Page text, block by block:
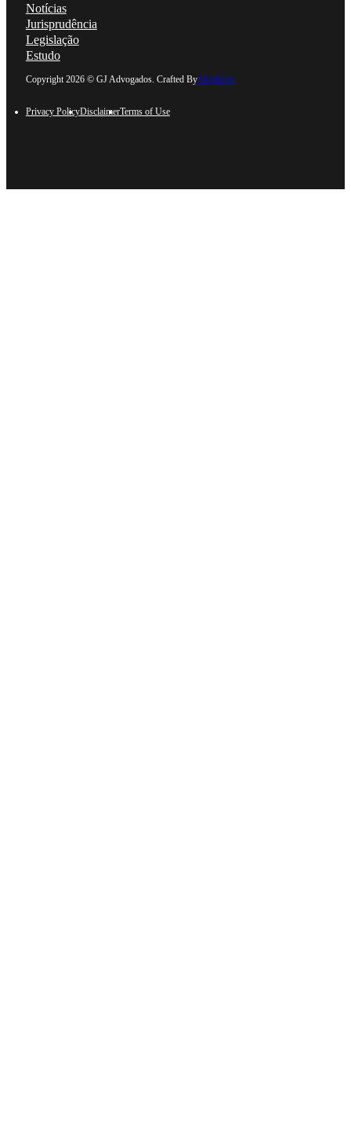
Notícias
Jurisprudência
Legislação
Estudo
Copyright 2026 © GJ Advogados. Crafted ByAlojaki.pt
Privacy PolicyDisclaimerTerms of Use